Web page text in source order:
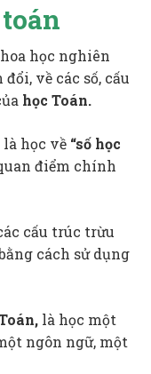
học nghiên
về các số, cấu
học Toán.
là học về “số học
điểm chính
cấu trúc trừu
cách sử dụng
là học một
ngôn ngữ, một